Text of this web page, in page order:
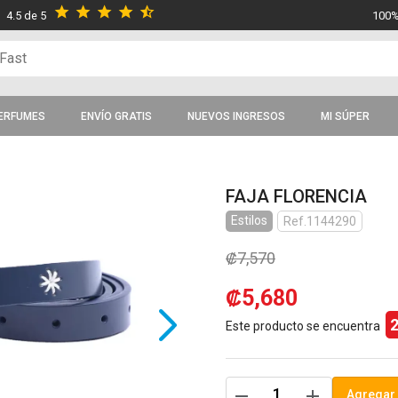
4.5 de 5 star star star star star_half
ENVÍO GRATIS NUEVOS INGRESOS MI SÚPER
FAJA FLORENCIA
Estilos Ref.1144290
₡7,570
₡5,680
Este producto se encuentra